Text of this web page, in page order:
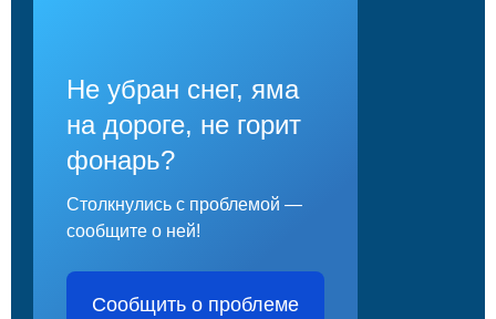
Не убран снег, яма
на дороге, не горит
фонарь?
Столкнулись с проблемой —
сообщите о ней!
Сообщить о проблеме